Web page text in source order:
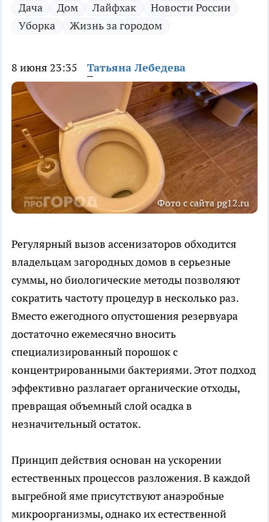
Дача Дом Лайфхак
Новости России
Уборка
Жизнь за городом
8 июня 23:35 Татьяна Лебедева
Фото с сайта pg12.ru
Регулярный вызов ассенизаторов обходится
владельцам загородных домов в серьезные
суммы, но биологические методы позволяют
сократить частоту процедур в несколько раз.
Вместо ежегодного опустошения резервуара
достаточно ежемесячно вносить
специализированный порошок с
концентрированными бактериями. Этот подход
эффективно разлагает органические отходы,
превращая объемный слой осадка в
незначительный остаток.
Принцип действия основан на ускорении
естественных процессов разложения. В каждой
выгребной яме присутствуют анаэробные
микроорганизмы, однако их естественной